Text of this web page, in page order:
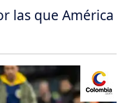
las que América